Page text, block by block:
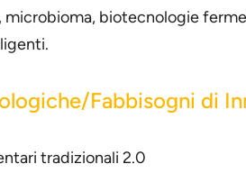
biotecnologie
Fabbisogni di
tradizionali 2.0